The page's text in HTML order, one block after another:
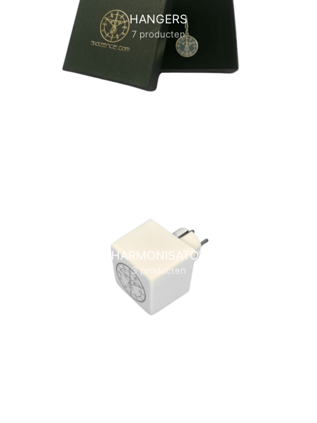
HANGERS
7 producten
HARMONISATOR
3 producten